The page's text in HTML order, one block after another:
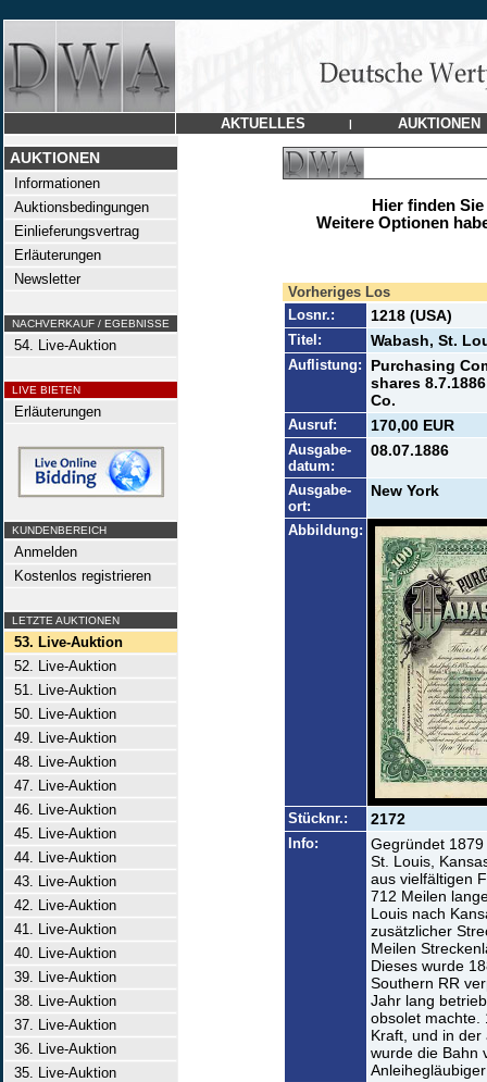
AKTUELLES | AUKTIONEN
AUKTIONEN
Informationen
Auktionsbedingungen
Einlieferungsvertrag
Erläuterungen
Newsletter
NACHVERKAUF / EGEBNISSE
54. Live-Auktion
LIVE BIETEN
Erläuterungen
KUNDENBEREICH
Anmelden
Kostenlos registrieren
LETZTE AUKTIONEN
53. Live-Auktion
52. Live-Auktion
51. Live-Auktion
50. Live-Auktion
49. Live-Auktion
48. Live-Auktion
47. Live-Auktion
46. Live-Auktion
45. Live-Auktion
44. Live-Auktion
43. Live-Auktion
42. Live-Auktion
41. Live-Auktion
40. Live-Auktion
39. Live-Auktion
38. Live-Auktion
37. Live-Auktion
36. Live-Auktion
35. Live-Auktion
Hier finden
Weitere Optionen
Vorheriges Los
Losnr.:
1218 (USA)
Titel: Wabash, St.
Auflistung:
Purchasing
shares
Co.
Ausruf: 170,00 EUR
Ausgabe-
datum:
08.07.1886
Ausgabe-
ort:
New York
Abbildung:
Stücknr.: 2172
Info:
Gegründet
St. Louis,
aus vielfältigen
712 Meilen
Louis nach
zusätzlicher
Meilen
Dieses wurde
Southern RR
Jahr lang
obsolet machte.
Kraft, und in
wurde die Bahn